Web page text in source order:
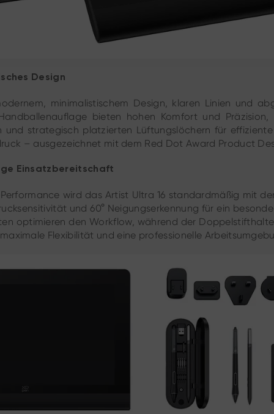
Design
minimalistischem Design, klaren Linien und
bieten hohen Komfort und Präzision,
und strategisch platzierten Lüftungslöchern für
– ausgezeichnet mit dem Red Dot Award Product
Einsatzbereitschaft
wird das Artist Ultra 16 standardmäßig mit
und 60° Neigungserkennung für ein
optimieren den Workflow, während der
Flexibilität und eine professionelle